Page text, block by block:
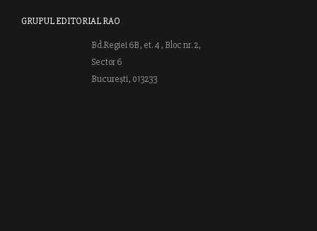
GRUPUL EDITORIAL RAO
Bd.Regiei 6B, et. 4 , Bloc nr. 2,
Sector 6
București, 013233